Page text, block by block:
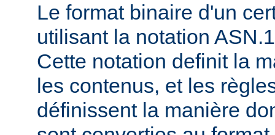
Le format binaire d'un
utilisant la notation
Cette notation definit la
les contenus, et les
définissent la manière